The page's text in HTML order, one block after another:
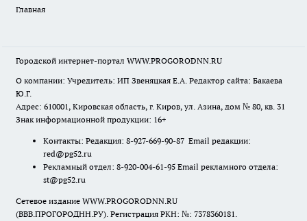
Главная
Городской интернет-портал WWW.PROGORODNN.RU
О компании: Учредитель: ИП Звеняцкая Е.А. Редактор сайта: Бакаева
Ю.Г.
Адрес: 610001, Кировская область, г. Киров, ул. Азина, дом № 80, кв. 31
Знак информационной продукции: 16+
Контакты: Редакция: 8-927-669-90-87 Email редакции:
red@pg52.ru
Рекламный отдел: 8-920-004-61-95 Email рекламного отдела:
st@pg52.ru
Сетевое издание WWW.PROGORODNN.RU
(ВВВ.ПРОГОРОДНН.РУ). Регистрация РКН: №: 7378360181.